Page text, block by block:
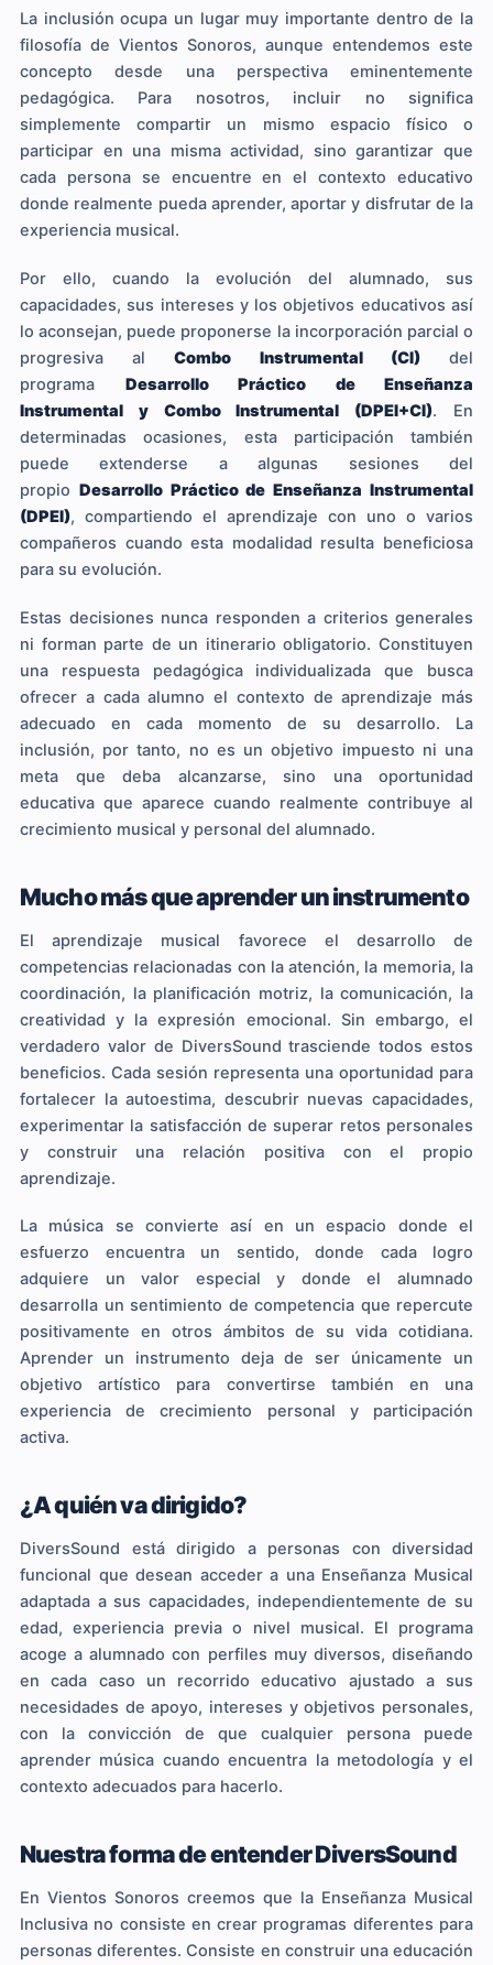
La inclusión ocupa un lugar muy importante dentro de la
filosofía de Vientos Sonoros, aunque entendemos este
concepto desde una perspectiva eminentemente
pedagógica. Para nosotros, incluir no significa
simplemente compartir un mismo espacio físico o
participar en una misma actividad, sino garantizar que
cada persona se encuentre en el contexto educativo
donde realmente pueda aprender, aportar y disfrutar de la
experiencia musical.
Por ello, cuando la evolución del alumnado, sus
capacidades, sus intereses y los objetivos educativos así
lo aconsejan, puede proponerse la incorporación parcial o
progresiva alCombo Instrumental (CI)del
programa Desarrollo Práctico de Enseñanza
Instrumental y Combo Instrumental (DPEI+CI). En
determinadas ocasiones, esta participación también
puede extenderse a algunas sesiones del
propio Desarrollo Práctico de Enseñanza Instrumental
(DPEI), compartiendo el aprendizaje con uno o varios
compañeros cuando esta modalidad resulta beneficiosa
para su evolución.
Estas decisiones nunca responden a criterios generales
ni forman parte de un itinerario obligatorio. Constituyen
una respuesta pedagógica individualizada que busca
ofrecer a cada alumno el contexto de aprendizaje más
adecuado en cada momento de su desarrollo. La
inclusión, por tanto, no es un objetivo impuesto ni una
meta que deba alcanzarse, sino una oportunidad
educativa que aparece cuando realmente contribuye al
crecimiento musical y personal del alumnado.
Mucho más que aprender un instrumento
El aprendizaje musical favorece el desarrollo de
competencias relacionadas con la atención, la memoria, la
coordinación, la planificación motriz, la comunicación, la
creatividad y la expresión emocional. Sin embargo, el
verdadero valor de DiversSound trasciende todos estos
beneficios. Cada sesión representa una oportunidad para
fortalecer la autoestima, descubrir nuevas capacidades,
experimentar la satisfacción de superar retos personales
y construir una relación positiva con el propio
aprendizaje.
La música se convierte así en un espacio donde el
esfuerzo encuentra un sentido, donde cada logro
adquiere un valor especial y donde el alumnado
desarrolla un sentimiento de competencia que repercute
positivamente en otros ámbitos de su vida cotidiana.
Aprender un instrumento deja de ser únicamente un
objetivo artístico para convertirse también en una
experiencia de crecimiento personal y participación
activa.
¿A quién va dirigido?
DiversSound está dirigido a personas con diversidad
funcional que desean acceder a una Enseñanza Musical
adaptada a sus capacidades, independientemente de su
edad, experiencia previa o nivel musical. El programa
acoge a alumnado con perfiles muy diversos, diseñando
en cada caso un recorrido educativo ajustado a sus
necesidades de apoyo, intereses y objetivos personales,
con la convicción de que cualquier persona puede
aprender música cuando encuentra la metodología y el
contexto adecuados para hacerlo.
Nuestra forma de entender DiversSound
En Vientos Sonoros creemos que la Enseñanza Musical
Inclusiva no consiste en crear programas diferentes para
personas diferentes. Consiste en construir una educación